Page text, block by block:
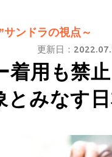
着用も禁
とみなす
ンドラの視点～
更新日：